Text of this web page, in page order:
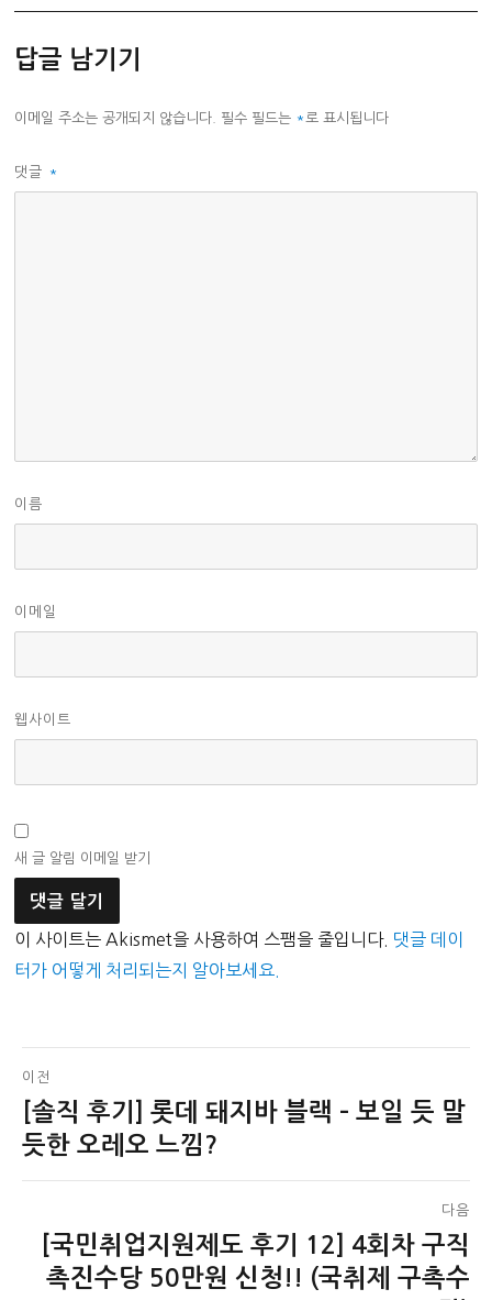
답글 남기기
이메일 주소는 공개되지 않습니다. 필수 필드는 *로 표시됩니다
댓글 *
이름
이메일
웹사이트
새 글 알림 이메일 받기
이 사이트는 Akismet을 사용하여 스팸을 줄입니다. 댓글 데이
터가 어떻게 처리되는지 알아보세요.
글
탐
색
이전
이
전
[솔직 후기] 롯데 돼지바 블랙 – 보일 듯 말
듯한 오레오 느낌?
다음
[국민취업지원제도 후기 12] 4회차 구직
촉진수당 50만원 신청!! (국취제 구촉수